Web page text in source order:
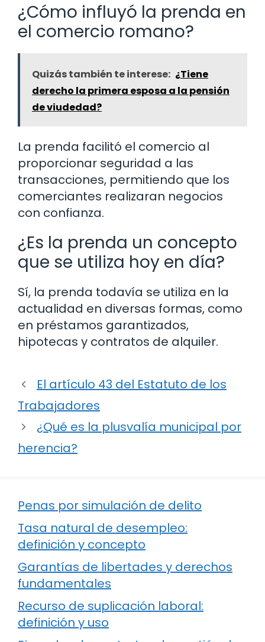
¿Cómo influyó la prenda en
el comercio romano?
Quizás también te interese: ¿Tiene
derecho la primera esposa a la pensión
de viudedad?
La prenda facilitó el comercio al
proporcionar seguridad a las
transacciones, permitiendo que los
comerciantes realizaran negocios
con confianza.
¿Es la prenda un concepto
que se utiliza hoy en día?
Sí, la prenda todavía se utiliza en la
actualidad en diversas formas, como
en préstamos garantizados,
hipotecas y contratos de alquiler.
El artículo 43 del Estatuto de los
Trabajadores
¿Qué es la plusvalía municipal por
herencia?
Penas por simulación de delito
Tasa natural de desempleo:
definición y concepto
Garantías de libertades y derechos
fundamentales
Recurso de suplicación laboral:
definición y uso